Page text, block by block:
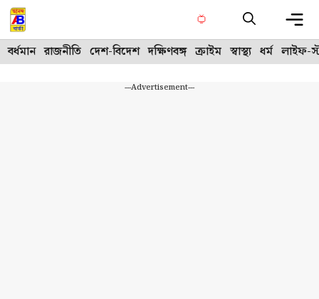
Skip
to
content
বর্ধমান রাজনীতি দেশ-বিদেশ দক্ষিণবঙ্গ ক্রাইম স্বাস্থ্য ধর্ম লাইফ-
---Advertisement---